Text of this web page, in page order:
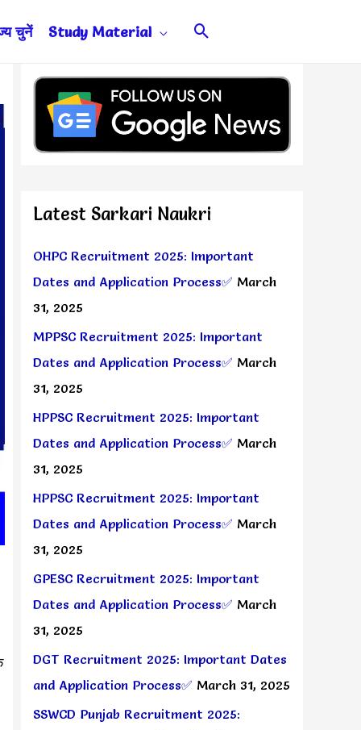
चुनें Study Material Search
Latest Sarkari Naukri
OHPC Recruitment 2025: Important
Dates and Application Process✅ March
31, 2025
MPPSC Recruitment 2025: Important
Dates and Application Process✅ March
31, 2025
HPPSC Recruitment 2025: Important
Dates and Application Process✅ March
31, 2025
HPPSC Recruitment 2025: Important
Dates and Application Process✅ March
31, 2025
GPESC Recruitment 2025: Important
Dates and Application Process✅ March
31, 2025
DGT Recruitment 2025: Important Dates
and Application Process✅ March 31, 2025
SSWCD Punjab Recruitment 2025: